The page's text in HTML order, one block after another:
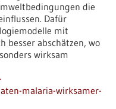
die
Dafür
mit
besser abschätzen, wo
wirksam
malaria-wirksamer-